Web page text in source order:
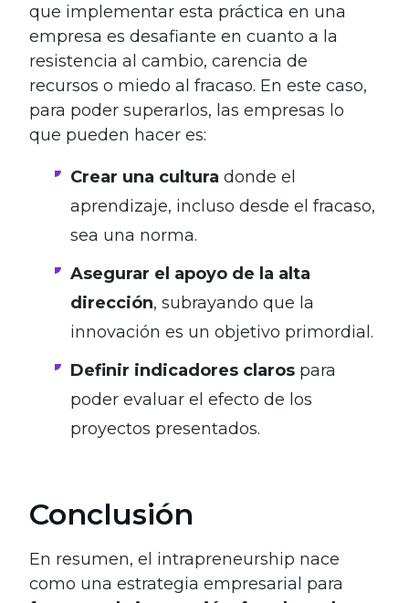
que implementar esta práctica en una
empresa es desafiante en cuanto a la
resistencia al cambio, carencia de
recursos o miedo al fracaso. En este caso,
para poder superarlos, las empresas lo
que pueden hacer es:
Crear una cultura donde el
aprendizaje, incluso desde el fracaso,
sea una norma.
Asegurar el apoyo de la alta
dirección, subrayando que la
innovación es un objetivo primordial.
Definir indicadores claros para
poder evaluar el efecto de los
proyectos presentados.
Conclusión
En resumen, el intrapreneurship nace
como una estrategia empresarial para